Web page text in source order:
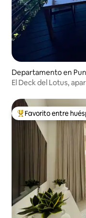
Departamento en
El Deck del Lotus,
Favorito entre los
Favorito entre